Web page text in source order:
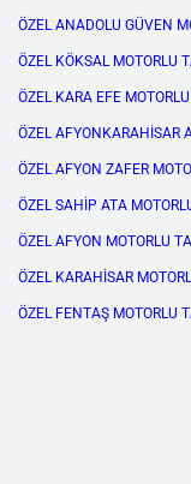
ÖZEL ANADOLU GÜVEN
ÖZEL KÖKSAL MOTORLU
ÖZEL KARA EFE
ÖZEL AFYONKARAHİSAR
ÖZEL AFYON ZAFER
ÖZEL SAHİP ATA
ÖZEL AFYON MOTORLU
ÖZEL KARAHİSAR
ÖZEL FENTAŞ MOTORLU